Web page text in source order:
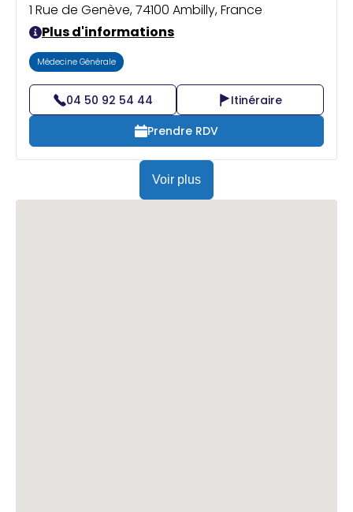
1 Rue de Genève, 74100 Ambilly, France
Plus d'informations
Médecine Générale
04 50 92 54 44
Itinéraire
Prendre RDV
Voir plus